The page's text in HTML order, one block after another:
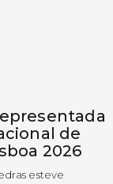
de
2026
esteve